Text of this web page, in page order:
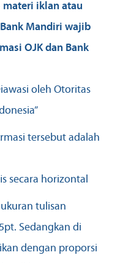
materi iklan atau
Mandiri wajib
OJK dan Bank
oleh Otoritas
tersebut adalah
secara horizontal
tulisan
Sedangkan di
dengan proporsi